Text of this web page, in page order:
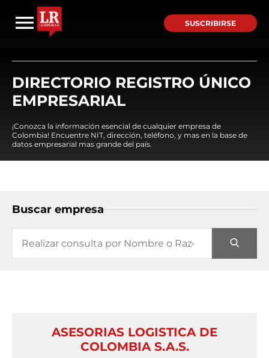
SUSCRIBIRSE
DIRECTORIO REGISTRO ÚNICO
EMPRESARIAL
¡Conozca la información esencial de cualquier empresa de
Colombia! Encuentre NIT, dirección, teléfono, y mas en la base de
datos empresarial mas grande del país.
Buscar empresa
ASESORIAS LOGISTICA DE
COLOMBIA S.A.S.